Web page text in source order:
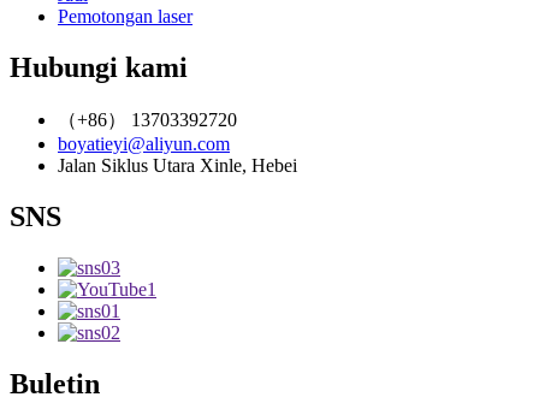
Pemotongan laser
Hubungi kami
（+86） 13703392720
boyatieyi@aliyun.com
Jalan Siklus Utara Xinle, Hebei
SNS
Buletin